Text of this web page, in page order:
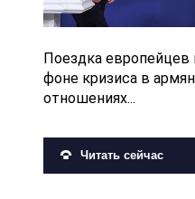
Поездка европейцев
фоне кризиса в
отношениях...
Читать сейчас